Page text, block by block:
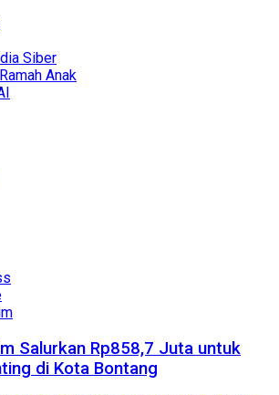
Siber
Anak
Salurkan Rp858,7 Juta untuk
di Kota Bontang